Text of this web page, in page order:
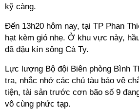
kỹ càng.
Đến 13h20 hôm nay, tại TP Phan
hạt kèm gió nhẹ. Ở khu vực này,
đã đậu kín sông Cà Ty.
Lực lượng Bộ đội Biên phòng Bình
tra, nhắc nhở các chủ tàu bảo vệ
tiện, tài sản trước cơn bão số 9
vô cùng phức tạp.